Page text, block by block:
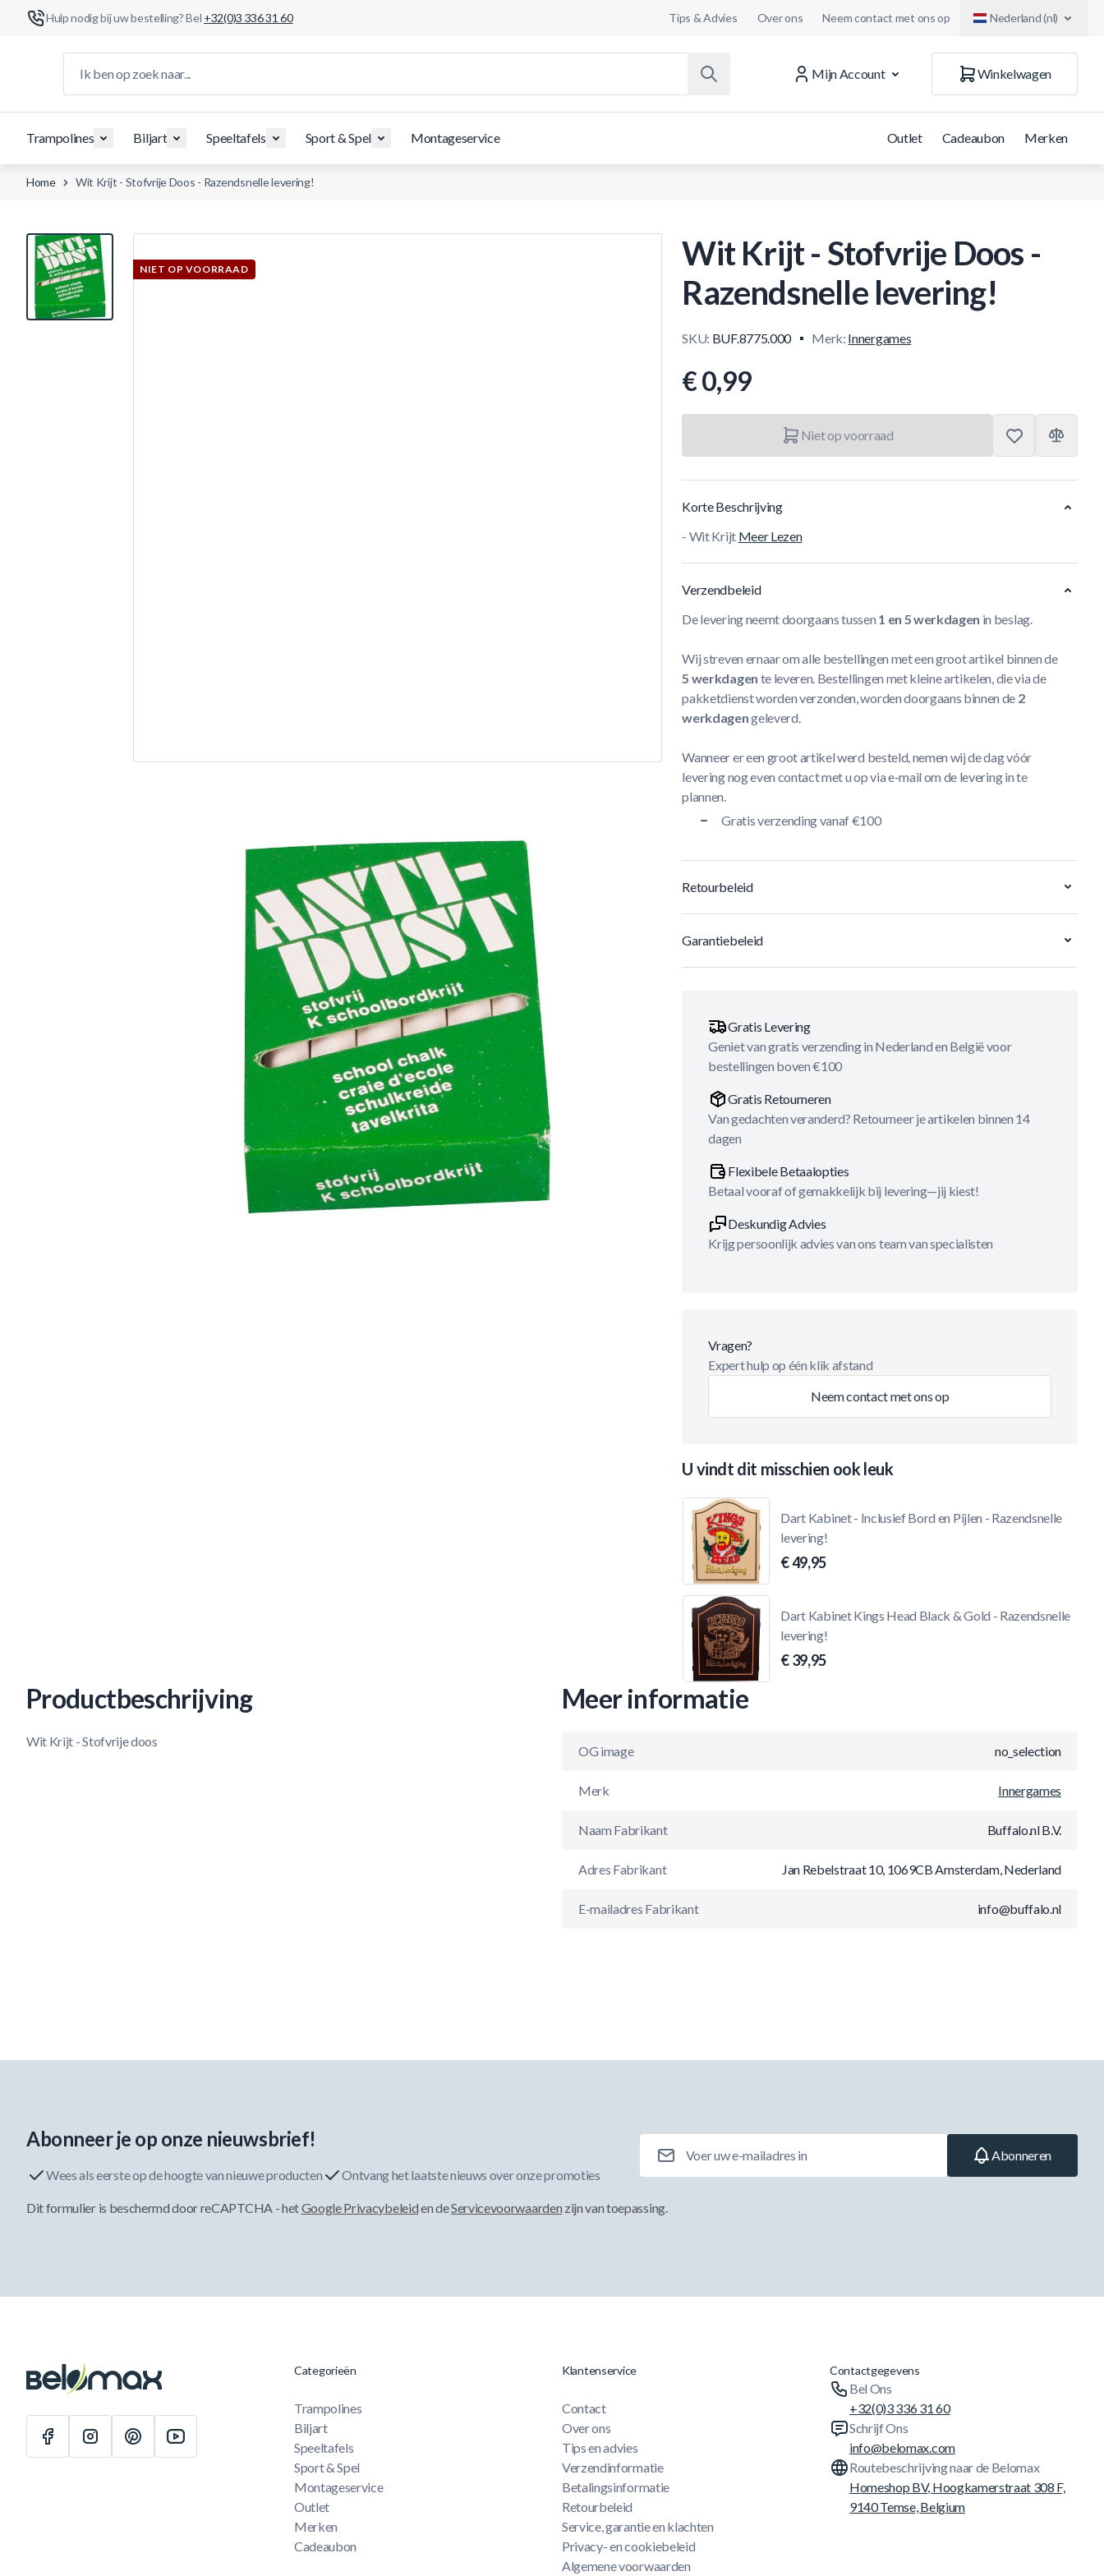
Hulp nodig bij uw bestelling? Bel +32(0)3 336 31 60 Tips & Advies Over ons Neem contact met ons op Nederland (nl)
Mijn Account
Winkelwagen
Trampolines Biljart Speeltafels Sport & Spel Montageservice Outlet Cadeaubon Merken
Home Wit Krijt - Stofvrije Doos - Razendsnelle levering!
NIET OP VOORRAAD
View larger image
Wit Krijt - Stofvrije Doos -
Razendsnelle levering!
SKU: BUF.8775.000 Merk: Innergames
€ 0,99
Niet op voorraad
Korte Beschrijving
- Wit Krijt Meer Lezen
Verzendbeleid
De levering neemt doorgaans tussen 1 en 5 werkdagen in beslag.
Wij streven ernaar om alle bestellingen met een groot artikel binnen de
5 werkdagen te leveren. Bestellingen met kleine artikelen, die via de
pakketdienst worden verzonden, worden doorgaans binnen de 2
werkdagengeleverd.
Wanneer er een groot artikel werd besteld, nemen wij de dag vóór
levering nog even contact met u op via e-mail om de levering in te
plannen.
Gratis verzending vanaf €100
Retourbeleid
Garantiebeleid
Gratis Levering
Geniet van gratis verzending in Nederland en België voor
bestellingen boven €100
Gratis Retourneren
Van gedachten veranderd? Retourneer je artikelen binnen 14
dagen
Flexibele Betaalopties
Betaal vooraf of gemakkelijk bij levering—jij kiest!
Deskundig Advies
Krijg persoonlijk advies van ons team van specialisten
Vragen?
Expert hulp op één klik afstand
Neem contact met ons op
U vindt dit misschien ook leuk
Dart Kabinet - Inclusief Bord en Pijlen - Razendsnelle
levering!
€ 49,95
Dart Kabinet Kings Head Black & Gold - Razendsnelle
levering!
€ 39,95
Productbeschrijving
Wit Krijt - Stofvrije doos
Meer informatie
OG image no_selection
Merk Innergames
Naam Fabrikant Buffalo.nl B.V.
Adres Fabrikant Jan Rebelstraat 10, 1069CB Amsterdam, Nederland
E-mailadres Fabrikant info@buffalo.nl
Abonneer je op onze nieuwsbrief!
Wees als eerste op de hoogte van nieuwe producten Ontvang het laatste nieuws over onze promoties
Abonneren
Dit formulier is beschermd door reCAPTCHA - hetGoogle Privacybeleiden deServicevoorwaarden zijn van toepassing.
Categorieën
Trampolines
Biljart
Speeltafels
Sport & Spel
Montageservice
Outlet
Merken
Cadeaubon
Klantenservice
Contact
Over ons
Tips en advies
Verzendinformatie
Betalingsinformatie
Retourbeleid
Service, garantie en klachten
Privacy- en cookiebeleid
Algemene voorwaarden
Contactgegevens
Bel Ons
+32(0)3 336 31 60
Schrijf Ons
info@belomax.com
Routebeschrijving naar de Belomax
Homeshop BV, Hoogkamerstraat 308 F,
9140 Temse, Belgium